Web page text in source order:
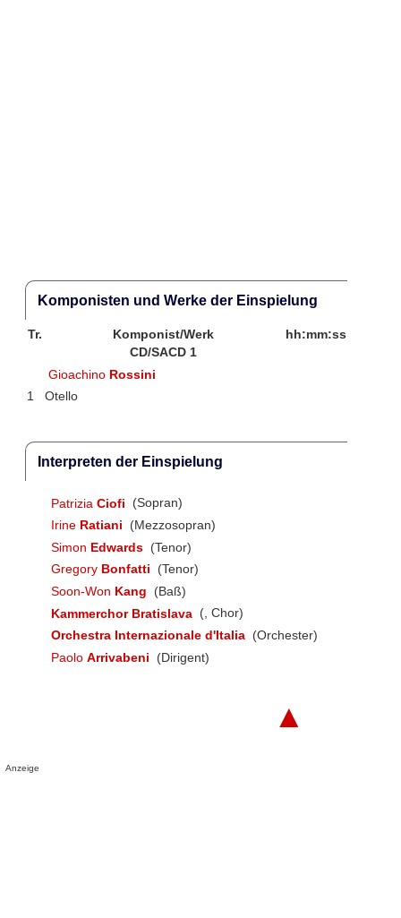
Komponisten und Werke der Einspielung
Tr. Komponist/Werk
hh:mm:ss
CD/SACD 1
Gioachino Rossini
1
Otello
Interpreten der Einspielung
Patrizia Ciofi
(Sopran)
Irine Ratiani
(Mezzosopran)
Simon Edwards (Tenor)
Gregory Bonfatti
(Tenor)
Soon-Won Kang
(Baß)
Kammerchor Bratislava (, Chor)
Orchestra Internazionale d'Italia (Orchester)
Paolo Arrivabeni (Dirigent)
▲
Anzeige